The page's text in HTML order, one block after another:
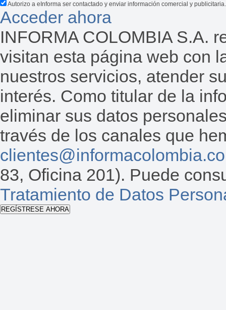
Autorizo a eInforma ser contactado y enviar información comercial y publicitaria.
Acceder ahora
INFORMA COLOMBIA S.A.
visitan esta página web con
nuestros servicios, atender
interés. Como titular de la
eliminar sus datos
través de los canales que
83, Oficina 201). Puede
Tratamiento de Datos
REGÍSTRESE AHORA